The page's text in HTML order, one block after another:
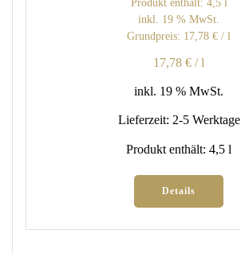
Produkt enthält: 4,5 l
inkl. 19 % MwSt.
Grundpreis: 17,78 € / l
17,78 € /l
inkl. 19 % MwSt.
Lieferzeit: 2-5 Werktage
Produkt enthält: 4,5 l
Details